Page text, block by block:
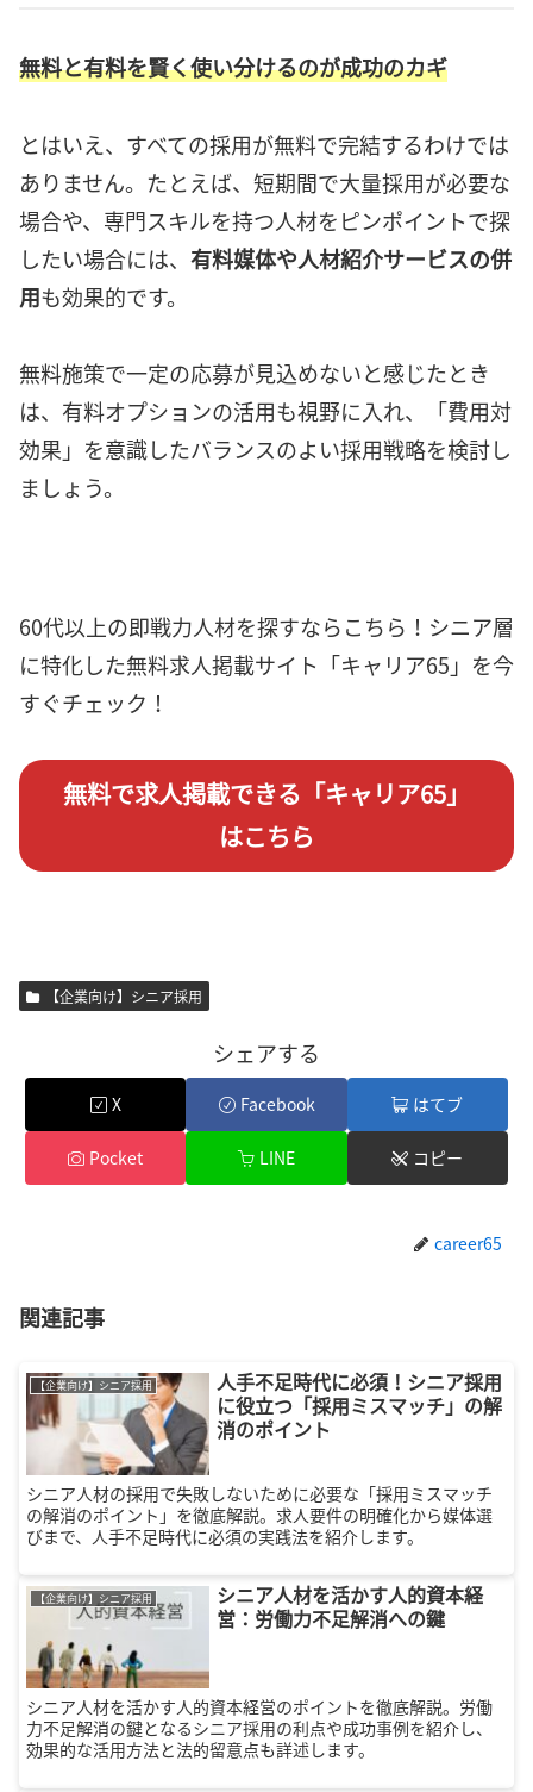
無料と有料を賢く使い分けるのが成功のカギ
とはいえ、すべての採用が無料で完結するわけでは
ありません。たとえば、短期間で大量採用が必要な
場合や、専門スキルを持つ人材をピンポイントで探
したい場合には、 有料媒体や人材紹介サービスの併
用も効果的です。
無料施策で一定の応募が見込めないと感じたとき
は、有料オプションの活用も視野に入れ、「費用対
効果」を意識したバランスのよい採用戦略を検討し
ましょう。
60代以上の即戦力人材を探すならこちら！シニア層
に特化した無料求人掲載サイト「キャリア65」を今
すぐチェック！
無料で求人掲載できる「キャリア65」
はこちら
【企業向け】シニア採用
シェアする
X Facebook はてブ
Pocket LINE コピー
career65
関連記事
【企業向け】シニア採用
人手不足時代に必須！シニア採用
に役立つ「採用ミスマッチ」の解
消のポイント
シニア人材の採用で失敗しないために必要な「採用ミスマッチ
の解消のポイント」を徹底解説。求人要件の明確化から媒体選
びまで、人手不足時代に必須の実践法を紹介します。
【企業向け】シニア採用
シニア人材を活かす人的資本経
営：労働力不足解消への鍵
シニア人材を活かす人的資本経営のポイントを徹底解説。労働
力不足解消の鍵となるシニア採用の利点や成功事例を紹介し、
効果的な活用方法と法的留意点も詳述します。